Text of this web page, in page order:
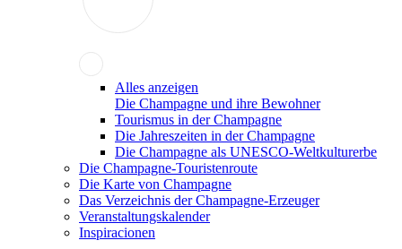
Alles anzeigen
Die Champagne und ihre Bewohner
Tourismus in der Champagne
Die Jahreszeiten in der Champagne
Die Champagne als UNESCO-Weltkulturerbe
Die Champagne-Touristenroute
Die Karte von Champagne
Das Verzeichnis der Champagne-Erzeuger
Veranstaltungskalender
Inspiracionen